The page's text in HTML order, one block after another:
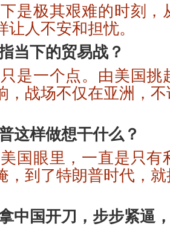
是极其艰难的时刻，
人不安和担忧。
当下的贸易战？
是一个点。由美国挑
，战场不仅在亚洲，
这样做想干什么？
国眼里，一直是只有
，到了特朗普时代，
中国开刀，步步紧逼